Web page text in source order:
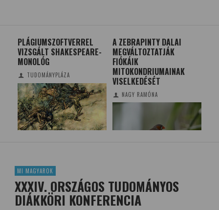
PLÁGIUMSZOFTVERREL
VIZSGÁLT SHAKESPEARE-
MONOLÓG
TUDOMÁNYPLÁZA
A ZEBRAPINTY DALAI
MEGVÁLTOZTATJÁK
FIÓKÁIK
MITOKONDRIUMAINAK
VISELKEDÉSÉT
NAGY RAMÓNA
MI MAGYAROK
XXXIV. ORSZÁGOS TUDOMÁNYOS
DIÁKKÖRI KONFERENCIA